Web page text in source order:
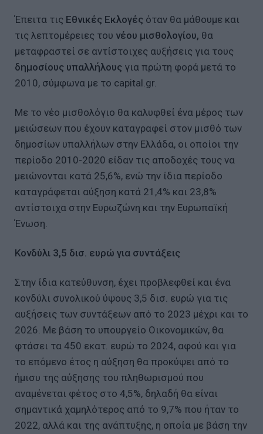
Έπειτα τις Εθνικές Εκλογές όταν θα μάθουμε και
τις λεπτομέρειες του νέου μισθολογίου, θα
μεταφραστεί σε αντίστοιχες αυξήσεις για τους
δημοσίους υπαλλήλους για πρώτη φορά μετά το
2010, σύμφωνα με το capital.gr.
Με το νέο μισθολόγιο θα καλυφθεί ένα μέρος των
μειώσεων που έχουν καταγραφεί στον μισθό των
δημοσίων υπαλλήλων στην Ελλάδα, οι οποίοι την
περίοδο 2010-2020 είδαν τις αποδοχές τους να
μειώνονται κατά 25,6%, ενώ την ίδια περίοδο
καταγράφεται αύξηση κατά 21,4% και 23,8%
αντίστοιχα στην Ευρωζώνη και την Ευρωπαϊκή
Ένωση.
Κονδύλι 3,5 δισ. ευρώ για συντάξεις
Στην ίδια κατεύθυνση, έχει προβλεφθεί και ένα
κονδύλι συνολικού ύψους 3,5 δισ. ευρώ για τις
αυξήσεις των συντάξεων από το 2023 μέχρι και το
2026. Με βάση το υπουργείο Οικονομικών, θα
φτάσει τα 450 εκατ. ευρώ το 2024, αφού και για
το επόμενο έτος η αύξηση θα προκύψει από το
ήμισυ της αύξησης του πληθωρισμού που
αναμένεται φέτος στο 4,5%, δηλαδή θα είναι
σημαντικά χαμηλότερος από το 9,7% που ήταν το
2022, αλλά και της ανάπτυξης, η οποία με βάση την